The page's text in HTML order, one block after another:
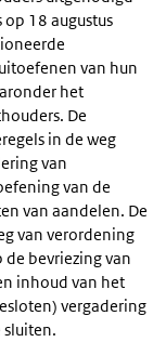
18 augustus
van hun
het
De
in de weg
van
van de
van aandelen. De
van verordening
bevriezing van
inhoud van het
vergadering
sluiten.